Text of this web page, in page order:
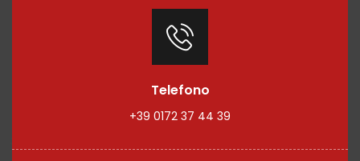
Telefono
+39 0172 37 44 39